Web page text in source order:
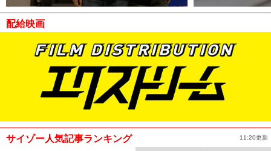
配給映画
サイゾー人気記事ランキング 11:20更新